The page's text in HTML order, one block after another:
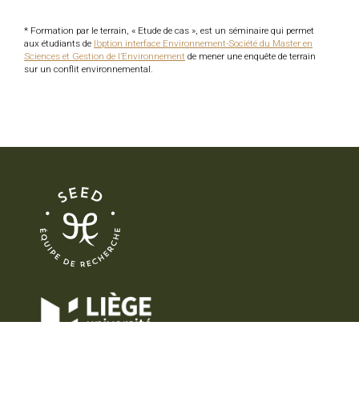
* Formation par le terrain, « Etude de cas », est un séminaire qui permet
aux étudiants de l’option interface Environnement-Société du Master en
Sciences et Gestion de l’Environnement de mener une enquête de terrain
sur un conflit environnemental.